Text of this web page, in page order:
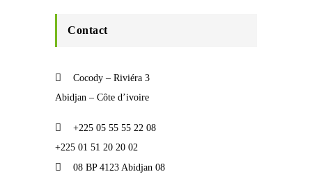
Contact
Cocody – Riviéra 3
Abidjan – Côte d’ivoire
+225 05 55 55 22 08
+225 01 51 20 20 02
08 BP 4123 Abidjan 08